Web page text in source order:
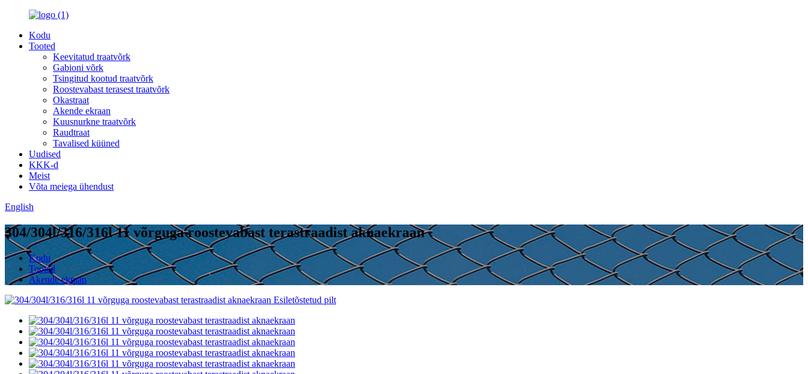
Kodu
Tooted
Keevitatud traatvõrk
Gabioni võrk
Tsingitud kootud traatvõrk
Roostevabast terasest traatvõrk
Okastraat
Akende ekraan
Kuusnurkne traatvõrk
Raudtraat
Tavalised küüned
Uudised
KKK-d
Meist
Võta meiega ühendust
English
304/304l/316/316l 11 võrguga roostevabast terastraadist aknaekraan
Kodu
Tooted
Akende ekraan